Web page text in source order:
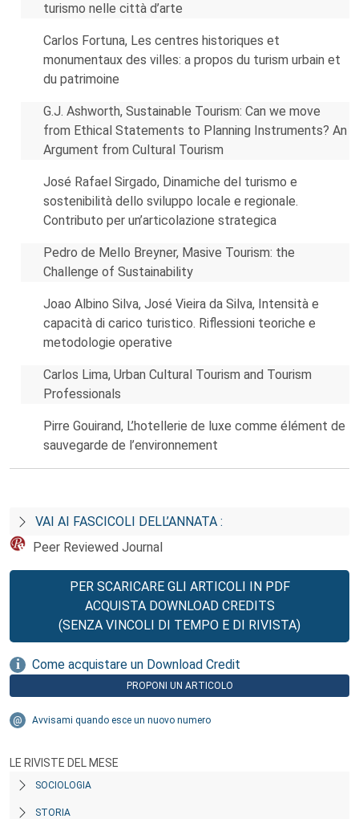
turismo nelle città d’arte
Carlos Fortuna, Les centres historiques et
monumentaux des villes: a propos du turism urbain et
du patrimoine
G.J. Ashworth, Sustainable Tourism: Can we move
from Ethical Statements to Planning Instruments? An
Argument from Cultural Tourism
José Rafael Sirgado, Dinamiche del turismo e
sostenibilità dello sviluppo locale e regionale.
Contributo per un’articolazione strategica
Pedro de Mello Breyner, Masive Tourism: the
Challenge of Sustainability
Joao Albino Silva, José Vieira da Silva, Intensità e
capacità di carico turistico. Riflessioni teoriche e
metodologie operative
Carlos Lima, Urban Cultural Tourism and Tourism
Professionals
Pirre Gouirand, L’hotellerie de luxe comme élément de
sauvegarde de l’environnement
VAI AI FASCICOLI DELL’ANNATA :
Peer Reviewed Journal
PER SCARICARE GLI ARTICOLI IN PDF
ACQUISTA DOWNLOAD CREDITS
(SENZA VINCOLI DI TEMPO E DI RIVISTA)
Come acquistare un Download Credit
PROPONI UN ARTICOLO
Avvisami quando esce un nuovo numero
LE RIVISTE DEL MESE
SOCIOLOGIA
STORIA